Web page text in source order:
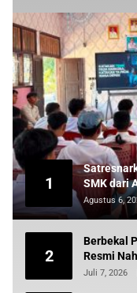
1
SMK dari
Agustus 6,
2
Berbekal
Resmi
Juli 7, 2026